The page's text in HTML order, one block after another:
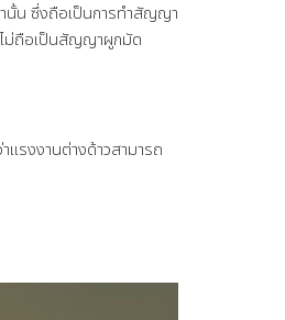
นั้น ซึ่งถือเป็นการทำสัญญา
ไม่ถือเป็นสัญญาผูกมัด
แรงงานต่างด้าวสามารถ